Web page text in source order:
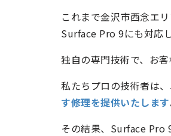
これまで金沢市西念エ
Surface Pro 9にも対応
独自の専門技術で、お
私たちプロの技術者は
す修理を提供いたします
その結果、Surface Pro